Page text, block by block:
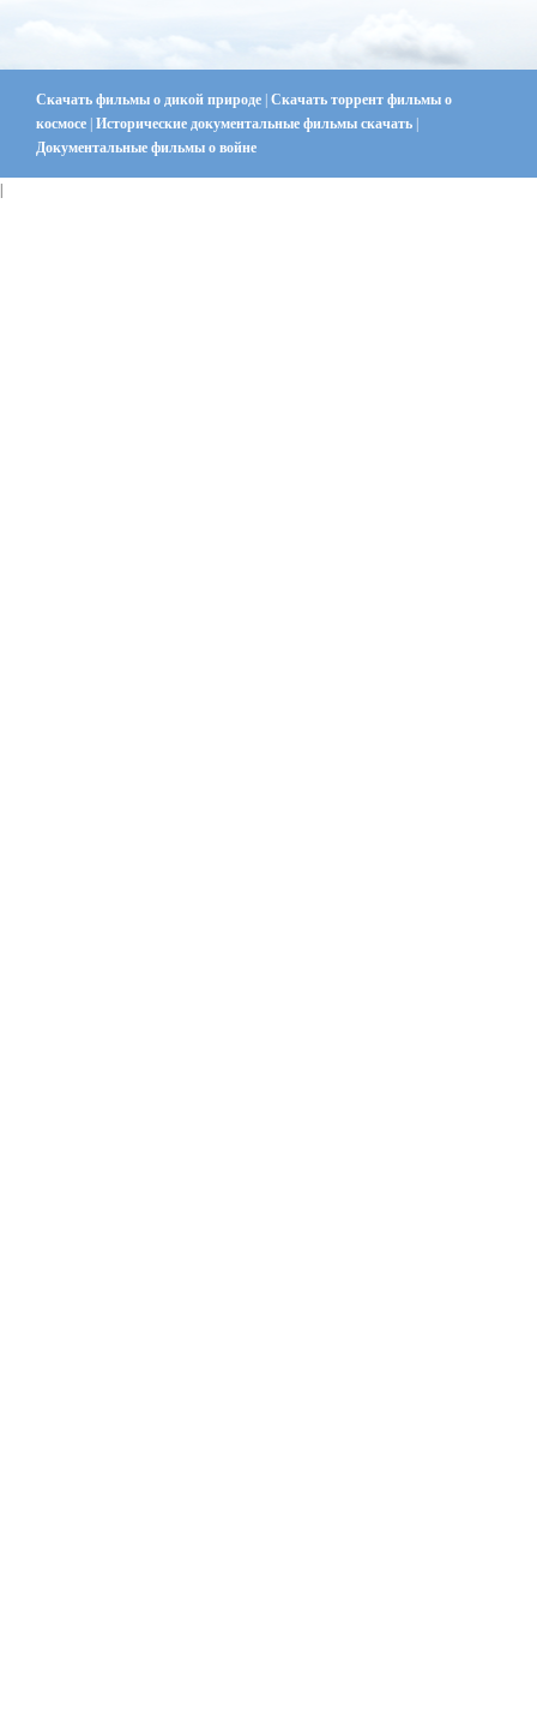
Скачать фильмы о дикой природе Скачать торрент фильмы о
космосе Исторические документальные фильмы скачать
Документальные фильмы о войне